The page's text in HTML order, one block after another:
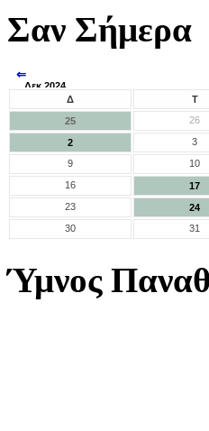
Σαν Σήμερα
⇐
Δεκ 2024
Δ Τ
25
26
2
3
9
10
16
17
23
24
30
31
Ύμνος